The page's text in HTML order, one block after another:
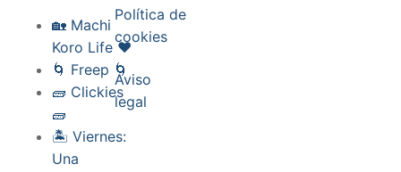
🏡 Machi
Koro Life ❤️
🌀 Freep 🌀
🧱 Clickies
🧱
🏝️ Viernes:
Una
Política de
cookies
Aviso
legal